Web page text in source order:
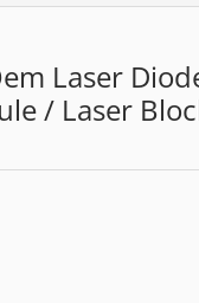
Laser
/ Laser